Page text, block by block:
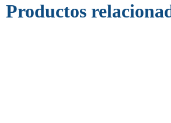
Productos